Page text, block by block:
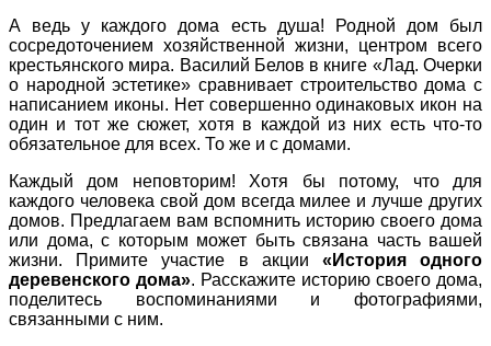
А ведь у каждого дома есть душа! Родной дом был
сосредоточением хозяйственной жизни, центром всего
крестьянского мира. Василий Белов в книге «Лад. Очерки
о народной эстетике» сравнивает строительство дома с
написанием иконы. Нет совершенно одинаковых икон на
один и тот же сюжет, хотя в каждой из них есть что-то
обязательное для всех. То же и с домами.
Каждый дом неповторим! Хотя бы потому, что для
каждого человека свой дом всегда милее и лучше других
домов. Предлагаем вам вспомнить историю своего дома
или дома, с которым может быть связана часть вашей
жизни. Примите участие в акции «История одного
деревенского дома». Расскажите историю своего дома,
поделитесь воспоминаниями и фотографиями,
связанными с ним.